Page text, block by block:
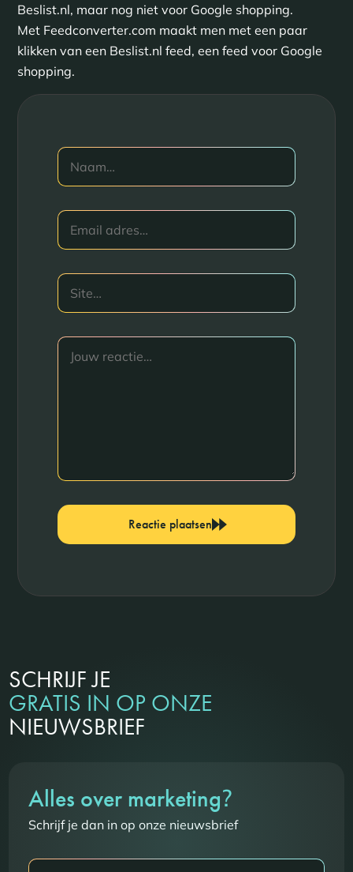
Beslist.nl, maar nog niet voor Google shopping.
Met Feedconverter.com maakt men met een paar
klikken van een Beslist.nl feed, een feed voor Google
shopping.
Reactie plaatsen
SCHRIJF JE
GRATIS IN OP ONZE
NIEUWSBRIEF
Alles over marketing?
Schrijf je dan in op onze nieuwsbrief